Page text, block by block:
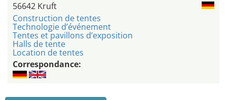
56642 Kruft
Construction de tentes
Technologie d’événement
Tentes et pavillons d’exposition
Halls de tente
Location de tentes
Correspondance: